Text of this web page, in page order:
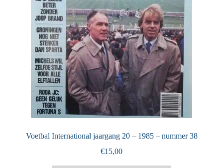
Contact
Voetbal International jaargang 20 – 1985 – nummer 38
€15,00